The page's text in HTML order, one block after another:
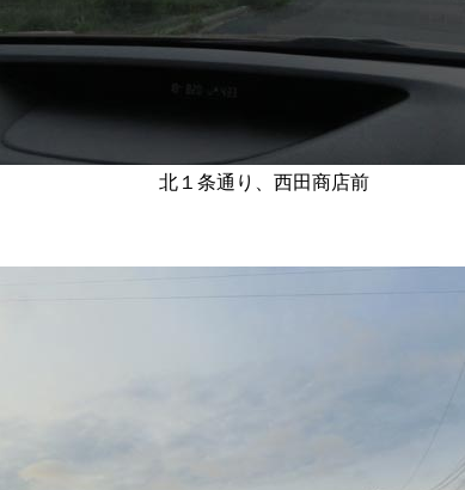
北１条通り、西田商店前